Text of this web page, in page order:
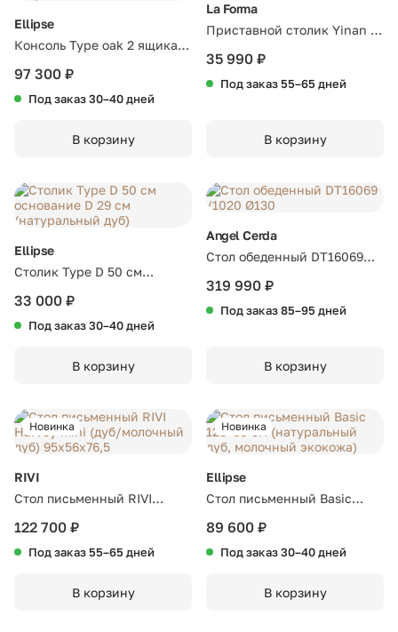
Ellipse
Консоль Type oak 2 ящика
ширина 140 см (беленый
97 300 ₽
Под заказ 30–40 дней
В корзину
La Forma
Приставной столик Yinan Ø
48 cm черный
35 990 ₽
Под заказ 55–65 дней
В корзину
Ellipse
Столик Type D 50 см
основание D 29 см
33 000 ₽
Под заказ 30–40 дней
В корзину
Angel Cerda
Стол обеденный DT16069
/1020 Ø130
319 990 ₽
Под заказ 85–95 дней
В корзину
Новинка
RIVI
Стол письменный RIVI
Harvey mini (дуб/молочный
122 700 ₽
Под заказ 55–65 дней
В корзину
Новинка
Ellipse
Стол письменный Basic
120*60 см (натуральный
89 600 ₽
Под заказ 30–40 дней
В корзину